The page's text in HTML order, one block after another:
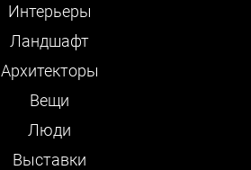
Интерьеры
Ландшафт
Архитекторы
Вещи
Люди
Выставки